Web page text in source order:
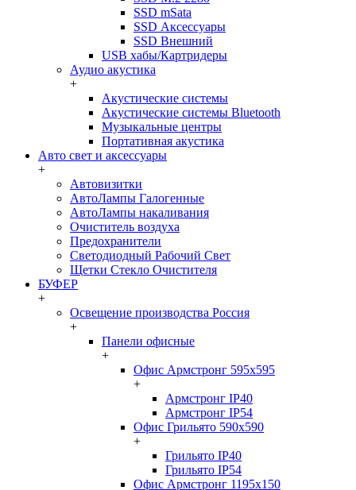
SSD mSata
SSD Аксессуары
SSD Внешний
USB хабы/Картридеры
Аудио акустика
+
Акустические системы
Акустические системы Bluetooth
Музыкальные центры
Портативная акустика
Авто свет и аксессуары
+
Автовизитки
АвтоЛампы Галогенные
АвтоЛампы накаливания
Очиститель воздуха
Предохранители
Светодиодный Рабочий Свет
Щетки Стекло Очистителя
БУФЕР
+
Освещение производства Россия
+
Панели офисные
+
Офис Армстронг 595x595
+
Армстронг IP40
Армстронг IP54
Офис Грильято 590x590
+
Грильято IP40
Грильято IP54
Офис Армстронг 1195x150